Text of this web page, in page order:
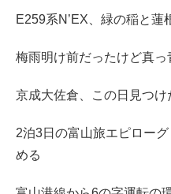
E259系N’EX、緑の稲と蓮
梅雨明け前だったけど真
京成大佐倉、この日見つけ
2泊3日の富山旅エピロー
める